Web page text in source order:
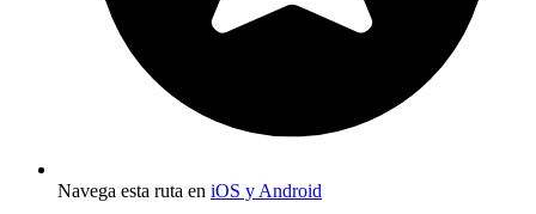
Navega esta ruta en iOS y Android